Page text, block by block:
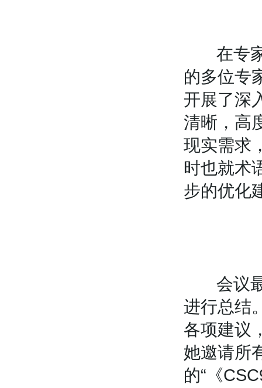
在专家
的多位专
开展了深
清晰，高
现实需求
时也就术
步的优化
会议最
进行总结
各项建议
她邀请所
的“《